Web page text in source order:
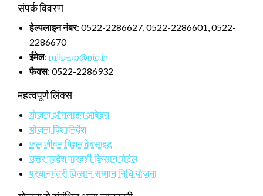
संपर्क विवरण
हेल्पलाइन नंबर: 0522-2286627, 0522-2286601, 0522-
2286670
ईमेल: milu-up@nic.in
फैक्स: 0522-2286932
महत्वपूर्ण लिंक्स
योजना ऑनलाइन आवेदन
योजना दिशानिर्देश
जल जीवन मिशन वेबसाइट
उत्तर प्रदेश पारदर्शी किसान पोर्टल
प्रधानमंत्री किसान सम्मान निधि योजना